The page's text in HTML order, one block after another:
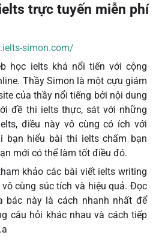
trực tuyến miễn phí
simon.com/
học ielts khá nổi tiến với cộng
Thầy Simon là một cựu giám
của thầy nổi tiếng bởi nội dung
đề thi ielts thực, sát với những
điều này vô cùng có ích với
bạn hiểu bài thi ielts chấm bạn
mới có thể làm tốt điều đó.
khảo các bài viết ielts writing
cùng súc tích và hiệu quả. Đọc
bác này là cách nhanh nhất để
câu hỏi khác nhau và cách tiếp